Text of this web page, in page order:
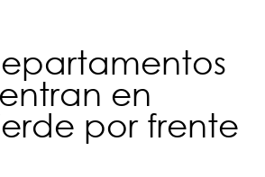
en
por frente